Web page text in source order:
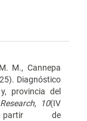
M., Cannepa
Diagnóstico
provincia del
, 10(IV
de